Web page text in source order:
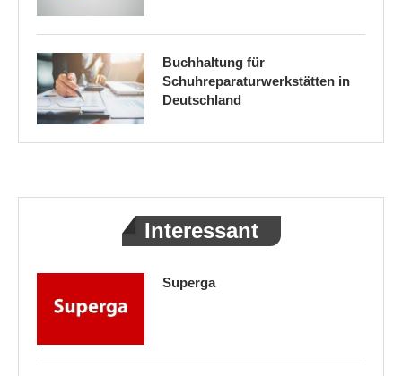
Buchhaltung für
Schuhreparaturwerkstätten in
Deutschland
Interessant
Superga